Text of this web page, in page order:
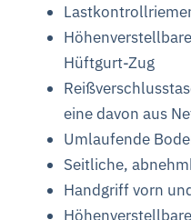
Hüftgurt-Zug
eine davon aus
Umlaufende
Seitliche,
Handgriff vorn